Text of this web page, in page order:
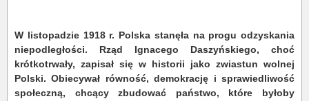
W listopadzie 1918 r. Polska stanęła na progu odzyskania
niepodległości. Rząd Ignacego Daszyńskiego, choć
krótkotrwały, zapisał się w historii jako zwiastun wolnej
Polski. Obiecywał równość, demokrację i sprawiedliwość
społeczną, chcący zbudować państwo, które byłoby